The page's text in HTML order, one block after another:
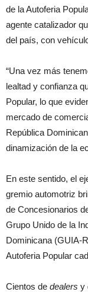
de la Autoferia
agente catalizador
del país, con
“Una vez más
lealtad y confianza
Popular, lo que
mercado de
República
dinamización de la
En este sentido, el
gremio automotriz
de Concesionarios
Grupo Unido de la
Dominicana (GUIA-
Autoferia Popular
Cientos de dealers y